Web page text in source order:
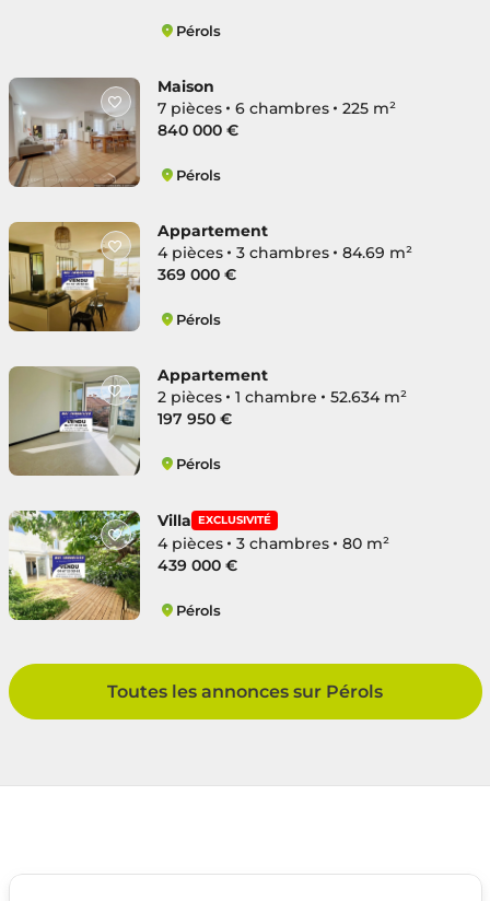
Pérols
Maison
7 pièces
6 chambres
225 m²
840 000 €
Pérols
Appartement
4 pièces
3 chambres
84.69 m²
369 000 €
Pérols
Appartement
2 pièces
1 chambre
52.634 m²
197 950 €
Pérols
Villa EXCLUSIVITÉ
4 pièces 3 chambres
80 m²
439 000 €
Pérols
Toutes les annonces sur Pérols